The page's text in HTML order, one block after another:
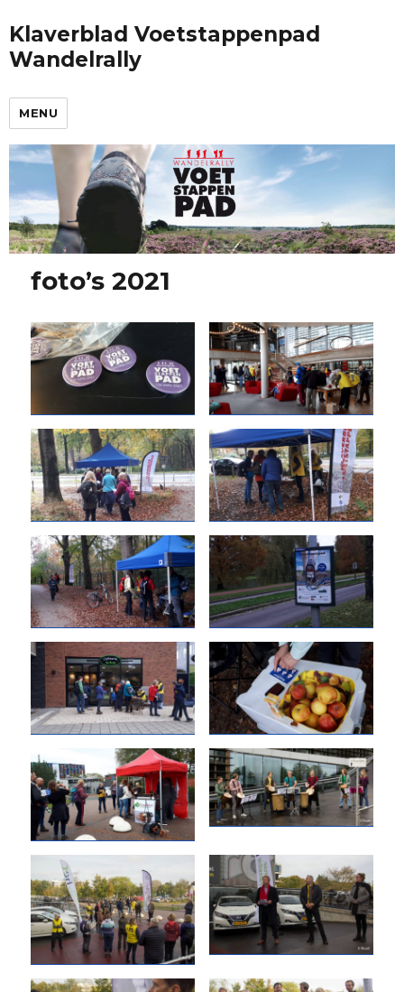
Klaverblad Voetstappenpad
Wandelrally
MENU
foto’s 2021